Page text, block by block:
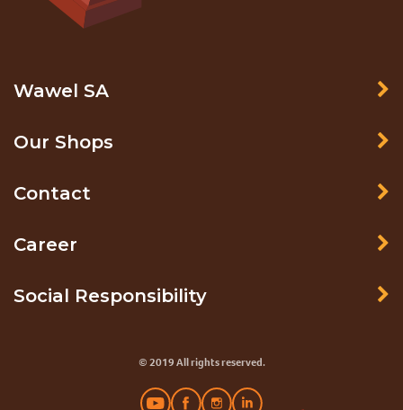
Wawel SA
Our Shops
Contact
Career
Social Responsibility
© 2019 All rights reserved.